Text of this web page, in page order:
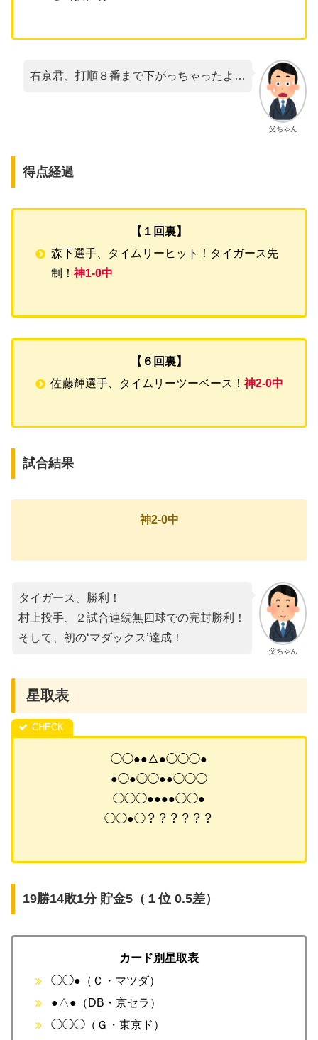
父ちゃん
右京君、打順８番まで下がっちゃったよ…
得点経過
【１回裏】
森下選手、タイムリーヒット！タイガース先
制！神1-0中
【６回裏】
佐藤輝選手、タイムリーツーベース！神2-0中
試合結果
神2-0中
父ちゃん
タイガース、勝利！
村上投手、２試合連続無四球での完封勝利！
そして、初の‘マダックス’達成！
星取表
◯◯●●△●◯◯◯●
●◯●◯◯●●◯◯◯
◯◯◯●●●●◯◯●
◯◯●◯？？？？？？
19勝14敗1分 貯金5（１位 0.5差）
カード別星取表
◯◯●（Ｃ・マツダ）
●△●（DB・京セラ）
◯◯◯（Ｇ・東京ド）